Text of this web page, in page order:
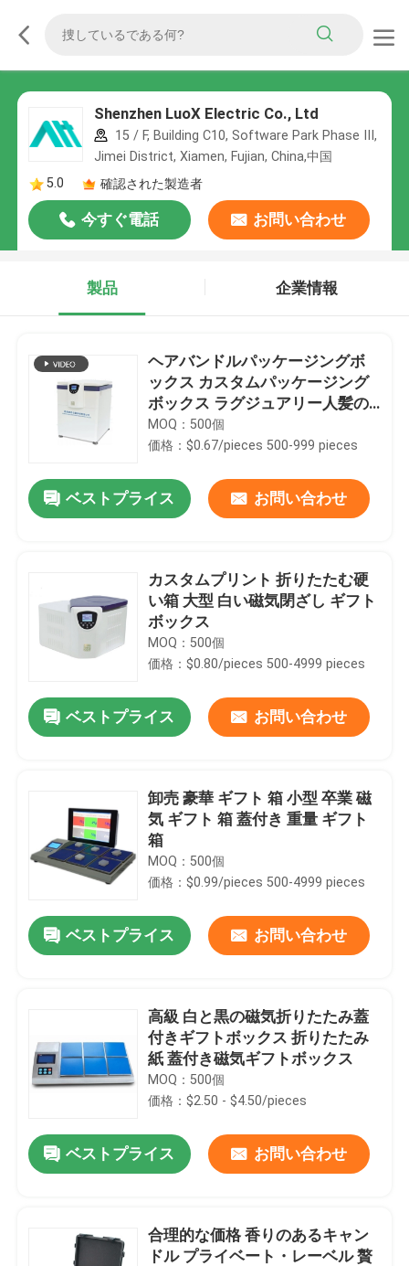
Shenzhen LuoX Electric Co., Ltd
15 / F, Building C10, Software Park Phase III,
Jimei District, Xiamen, Fujian, China,中国
5.0
確認された製造者
今すぐ電話 お問い合わせ
製品 企業情報
ヘアバンドルパッケージングボ
ックス カスタムパッケージング
ボックス ラグジュアリー人髪の
織部拡張ボックス
MOQ：500個
価格：$0.67/pieces 500-999 pieces
ベストプライス お問い合わせ
カスタムプリント 折りたたむ硬
い箱 大型 白い磁気閉ざし ギフト
ボックス
MOQ：500個
価格：$0.80/pieces 500-4999 pieces
ベストプライス お問い合わせ
卸売 豪華 ギフト 箱 小型 卒業 磁
気 ギフト 箱 蓋付き 重量 ギフト
箱
MOQ：500個
価格：$0.99/pieces 500-4999 pieces
ベストプライス お問い合わせ
高級 白と黒の磁気折りたたみ蓋
付きギフトボックス 折りたたみ
紙 蓋付き磁気ギフトボックス
MOQ：500個
価格：$2.50 - $4.50/pieces
ベストプライス お問い合わせ
合理的な価格 香りのあるキャン
ドル プライベート・レーベル 贅